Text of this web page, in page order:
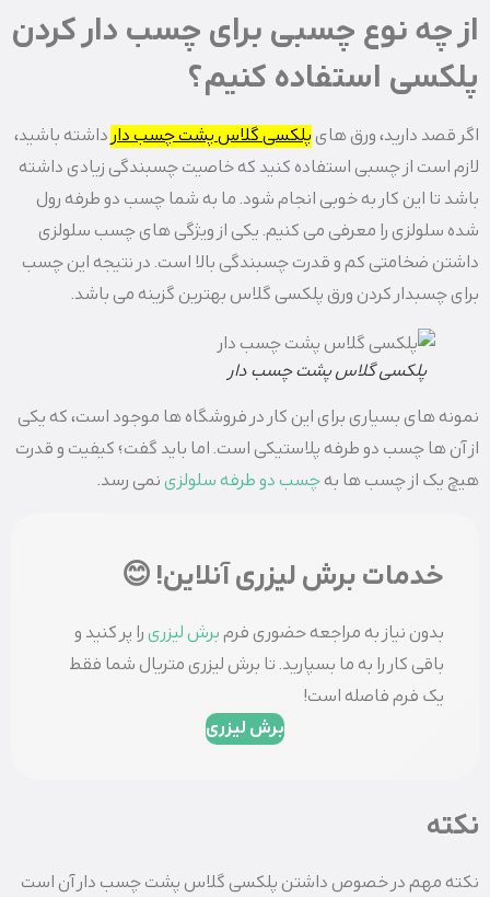
از چه نوع چسبی برای چسب دار کردن
پلکسی استفاده کنیم؟
اگر قصد دارید، ورق های پلکسی گلاس پشت چسب دار داشته باشید،
لازم است از چسبی استفاده کنید که خاصیت چسبندگی زیادی داشته
باشد تا این کار به خوبی انجام شود. ما به شما چسب دو طرفه رول
شده سلولزی را معرفی می کنیم. یکی از ویژگی های چسب سلولزی
داشتن ضخامتی کم و قدرت چسبندگی بالا است. در نتیجه این چسب
برای چسبدار کردن ورق پلکسی گلاس بهترین گزینه می باشد.
پلکسی گلاس پشت چسب دار
نمونه های بسیاری برای این کار در فروشگاه ها موجود است، که یکی
از آن ها چسب دو طرفه پلاستیکی است. اما باید گفت؛ کیفیت و قدرت
هیچ یک از چسب ها بهچسب دو طرفه سلولزینمی رسد.
خدمات برش لیزری آنلاین! 😊
بدون نیاز به مراجعه حضوری فرمبرش لیزریرا پر کنید و
باقی کار را به ما بسپارید. تا برش لیزری متریال شما فقط
یک فرم فاصله است!
برش لیزری
نکته
نکته مهم در خصوص داشتن پلکسی گلاس پشت چسب دار آن است